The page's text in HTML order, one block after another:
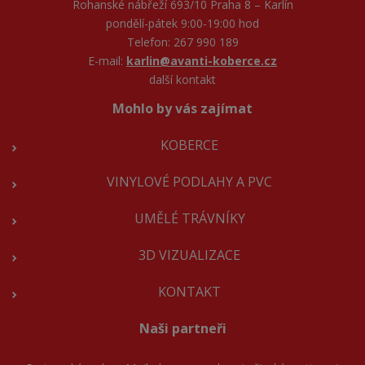
Rohanské nábřeží 693/10 Praha 8 – Karlín
pondělí-pátek 9:00-19:00 hod
Telefon: 267 990 189
E-mail: karlin@avanti-koberce.cz
další kontakt
Mohlo by vás zajímat
KOBERCE
VINYLOVÉ PODLAHY A PVC
UMĚLÉ TRÁVNÍKY
3D VIZUALIZACE
KONTAKT
Naši partneři